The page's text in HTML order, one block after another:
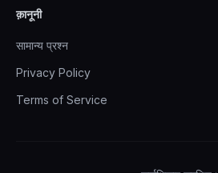
क़ानूनी
सामान्य प्रश्न
Privacy Policy
Terms of Service